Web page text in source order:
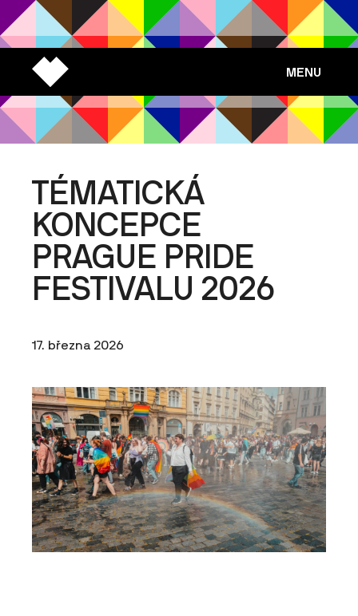
MENU
TÉMATICKÁ
KONCEPCE
PRAGUE PRIDE
FESTIVALU 2026
17. března 2026